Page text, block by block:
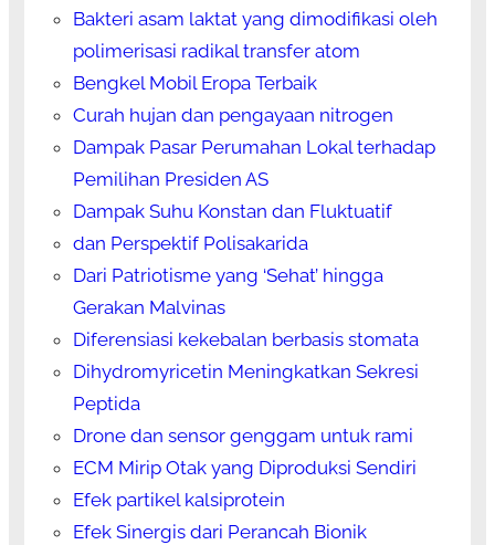
Bakteri asam laktat yang dimodifikasi oleh
polimerisasi radikal transfer atom
Bengkel Mobil Eropa Terbaik
Curah hujan dan pengayaan nitrogen
Dampak Pasar Perumahan Lokal terhadap
Pemilihan Presiden AS
Dampak Suhu Konstan dan Fluktuatif
dan Perspektif Polisakarida
Dari Patriotisme yang ‘Sehat’ hingga
Gerakan Malvinas
Diferensiasi kekebalan berbasis stomata
Dihydromyricetin Meningkatkan Sekresi
Peptida
Drone dan sensor genggam untuk rami
ECM Mirip Otak yang Diproduksi Sendiri
Efek partikel kalsiprotein
Efek Sinergis dari Perancah Bionik